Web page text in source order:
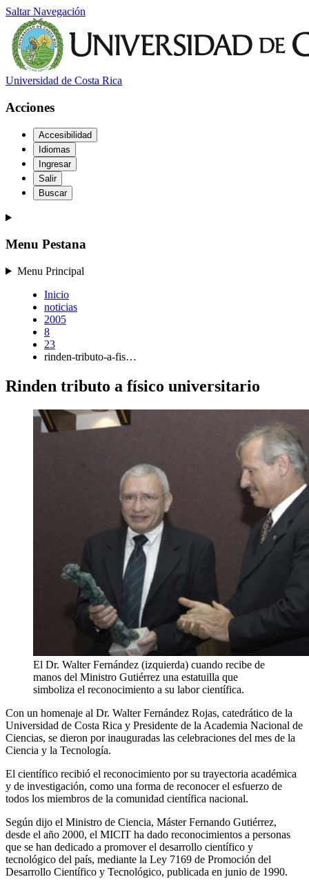
Saltar Navegación
Universidad de Costa Rica
Acciones
Accesibilidad
Idiomas
Ingresar
Salir
Buscar
Menu Pestana
Menu Principal
Inicio
noticias
2005
8
23
rinden-tributo-a-fis…
Rinden tributo a físico universitario
El Dr. Walter Fernández (izquierda) cuando recibe de
manos del Ministro Gutiérrez una estatuilla que
simboliza el reconocimiento a su labor científica.
Con un homenaje al Dr. Walter Fernández Rojas, catedrático de la
Universidad de Costa Rica y Presidente de la Academia Nacional de
Ciencias, se dieron por inauguradas las celebraciones del mes de la
Ciencia y la Tecnología.
El científico recibió el reconocimiento por su trayectoria académica
y de investigación, como una forma de reconocer el esfuerzo de
todos los miembros de la comunidad científica nacional.
Según dijo el Ministro de Ciencia, Máster Fernando Gutiérrez,
desde el año 2000, el MICIT ha dado reconocimientos a personas
que se han dedicado a promover el desarrollo científico y
tecnológico del país, mediante la Ley 7169 de Promoción del
Desarrollo Científico y Tecnológico, publicada en junio de 1990.